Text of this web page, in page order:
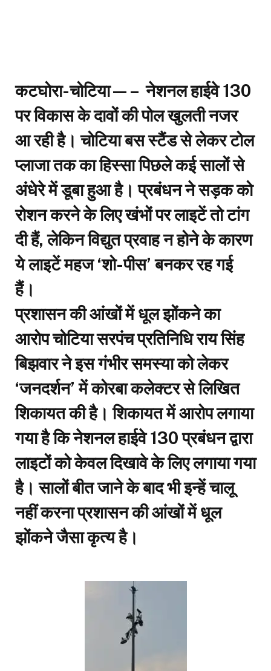
कटघोरा-चोटिया—– नेशनल हाईवे 130
पर विकास के दावों की पोल खुलती नजर
आ रही है। चोटिया बस स्टैंड से लेकर टोल
प्लाजा तक का हिस्सा पिछले कई सालों से
अंधेरे में डूबा हुआ है। प्रबंधन ने सड़क को
रोशन करने के लिए खंभों पर लाइटें तो टांग
दी हैं, लेकिन विद्युत प्रवाह न होने के कारण
ये लाइटें महज ‘शो-पीस’ बनकर रह गई
हैं।
​प्रशासन की आंखों में धूल झोंकने का
आरोप ​चोटिया सरपंच प्रतिनिधि राय सिंह
बिझवार ने इस गंभीर समस्या को लेकर
‘जनदर्शन’ में कोरबा कलेक्टर से लिखित
शिकायत की है। शिकायत में आरोप लगाया
गया है कि नेशनल हाईवे 130 प्रबंधन द्वारा
लाइटों को केवल दिखावे के लिए लगाया गया
है। सालों बीत जाने के बाद भी इन्हें चालू
नहीं करना प्रशासन की आंखों में धूल
झोंकने जैसा कृत्य है।